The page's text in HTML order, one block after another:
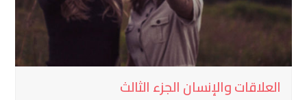
العلاقات والإنسان الجزء الثالث